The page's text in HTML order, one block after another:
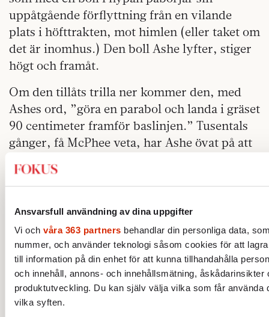
Ansvarsfull användning av dina uppgifter
Vi och våra 363 partners behandlar din personliga data,
nummer, och använder teknologi såsom cookies för att
till information på din enhet för att kunna tillhandahålla
och innehåll, annons- och innehållsmätning, åskådarinsikter
produktutveckling. Du kan själv välja vilka som får använda
vilka syften.
uppåtgående förflyttning från en vilande
plats i höfttrakten, mot himlen (eller taket om
det är inomhus.) Den boll Ashe lyfter, stiger
högt och framåt.
Om den tillåts trilla ner kommer den, med
Ashes ord, ”göra en parabol och landa i gräset
90 centimeter framför baslinjen.” Tusentals
gånger, få McPhee veta, har Ashe övat på att
inlärningens kostnad se ut, priset för att bli
Graebner har en plan
”MEN DEN HÄR ska han slå på”, skriver
McPhee, ”Hans fötter drar sig samman. Hans
kropp städslar sig och lutar sig framåt, långt